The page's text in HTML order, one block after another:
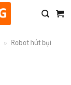
»
Robot hút bụi